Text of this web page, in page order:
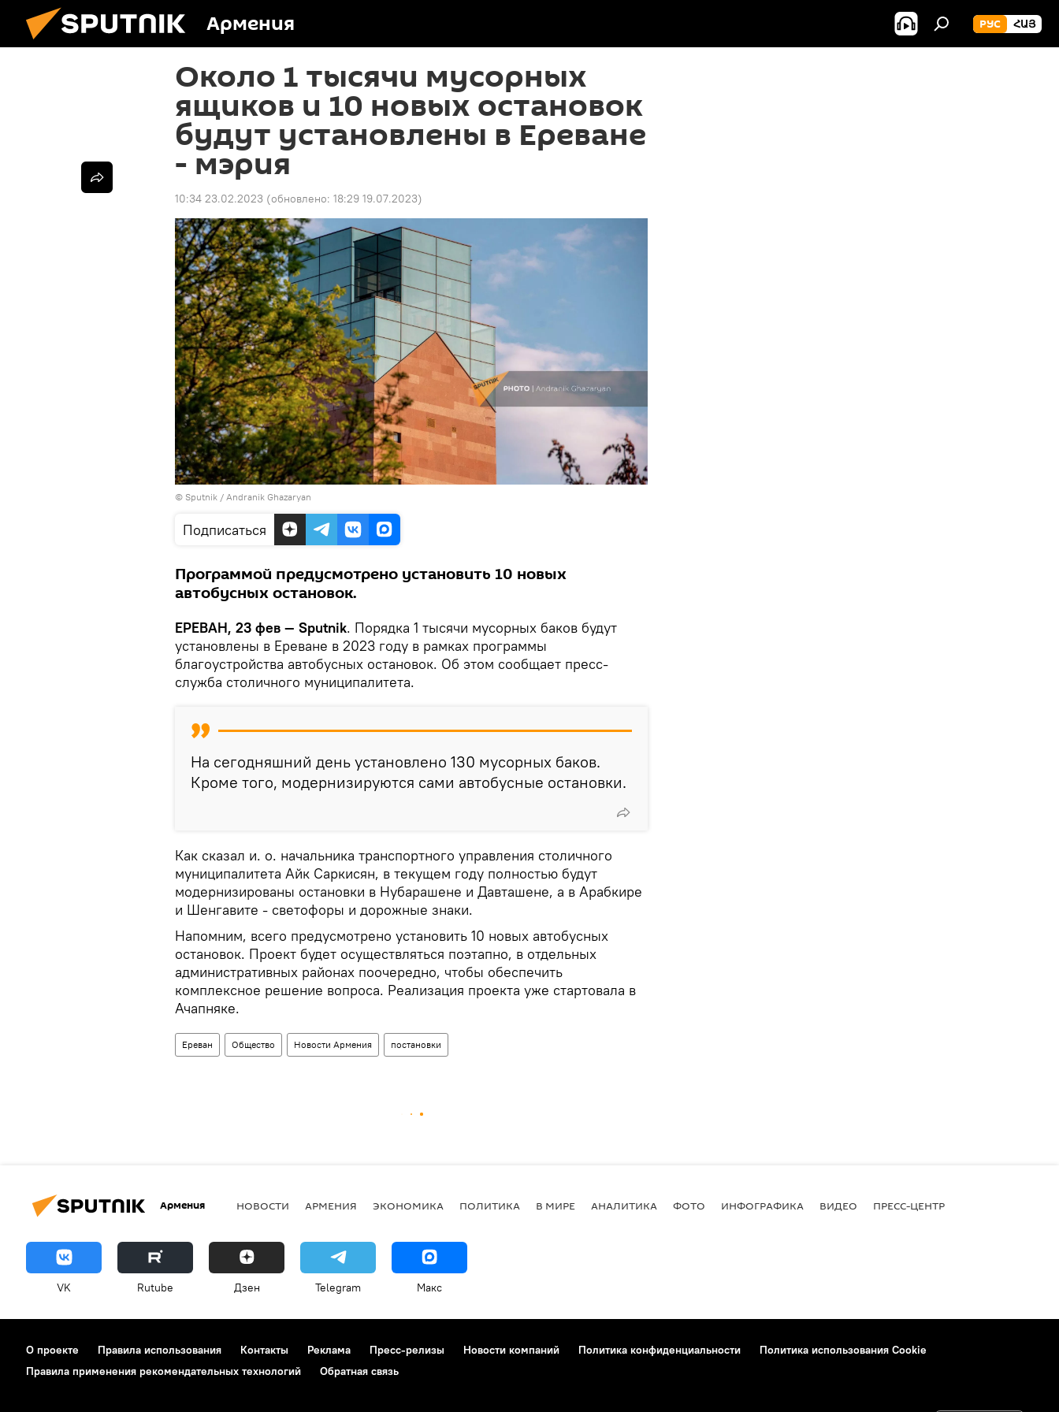
Армения РУС ՀԱՅ
Около 1 тысячи мусорных
ящиков и 10 новых остановок
будут установлены в Ереване
- мэрия
10:34 23.02.2023 (обновлено: 18:29 19.07.2023)
© Sputnik / Andranik Ghazaryan
Подписаться
Программой предусмотрено установить 10 новых
автобусных остановок.
ЕРЕВАН, 23 фев — Sputnik. Порядка 1 тысячи мусорных баков будут
установлены в Ереване в 2023 году в рамках программы
благоустройства автобусных остановок. Об этом сообщает пресс-
служба столичного муниципалитета.
На сегодняшний день установлено 130 мусорных баков.
Кроме того, модернизируются сами автобусные остановки.
Как сказал и. о. начальника транспортного управления столичного
муниципалитета Айк Саркисян, в текущем году полностью будут
модернизированы остановки в Нубарашене и Давташене, а в Арабкире
и Шенгавите - светофоры и дорожные знаки.
Напомним, всего предусмотрено установить 10 новых автобусных
остановок. Проект будет осуществляться поэтапно, в отдельных
административных районах поочередно, чтобы обеспечить
комплексное решение вопроса. Реализация проекта уже стартовала в
Ачапняке.
Ереван Общество Новости Армения постановки
Армения НОВОСТИ АРМЕНИЯ ЭКОНОМИКА ПОЛИТИКА В МИРЕ АНАЛИТИКА ФОТО ИНФОГРАФИКА ВИДЕО ПРЕСС-ЦЕНТР
VK Rutube Дзен Telegram Макс
О проекте Правила использования Контакты Реклама Пресс-релизы Новости компаний Политика конфиденциальности
Политика использования Cookie
Правила применения рекомендательных технологий
Обратная связь